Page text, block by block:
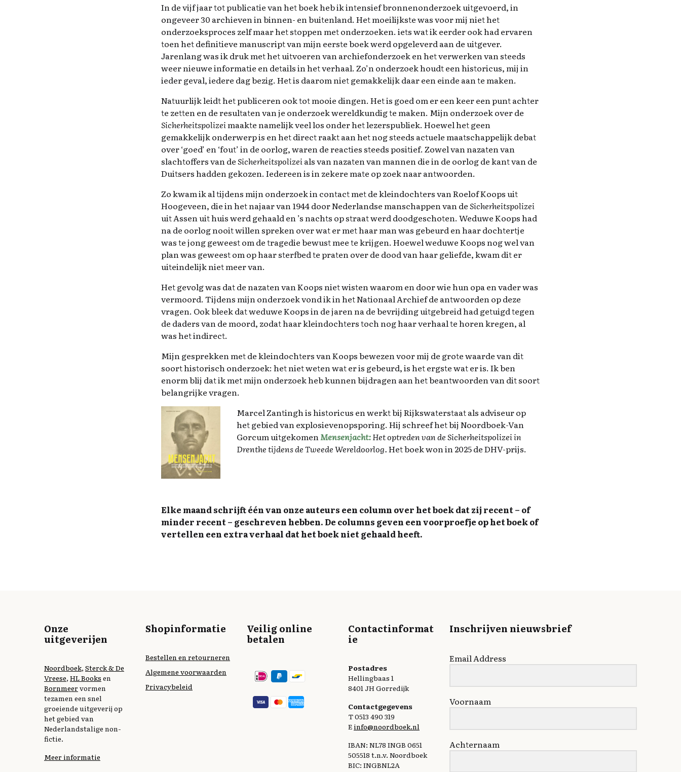
In de vijf jaar tot publicatie van het boek heb ik intensief bronnenonderzoek uitgevoerd, in
ongeveer 30 archieven in binnen- en buitenland. Het moeilijkste was voor mij niet het
onderzoeksproces zelf maar het stoppen met onderzoeken. iets wat ik eerder ook had ervaren
toen het definitieve manuscript van mijn eerste boek werd opgeleverd aan de uitgever.
Jarenlang was ik druk met het uitvoeren van archiefonderzoek en het verwerken van steeds
weer nieuwe informatie en details in het verhaal. Zo’n onderzoek houdt een historicus, mij in
ieder geval, iedere dag bezig. Het is daarom niet gemakkelijk daar een einde aan te maken.
Natuurlijk leidt het publiceren ook tot mooie dingen. Het is goed om er een keer een punt achter
te zetten en de resultaten van je onderzoek wereldkundig te maken. Mijn onderzoek over de
Sicherheitspolizeimaakte namelijk veel los onder het lezerspubliek. Hoewel het geen
gemakkelijk onderwerp is en het direct raakt aan het nog steeds actuele maatschappelijk debat
over ‘goed’ en ‘fout’ in de oorlog, waren de reacties steeds positief. Zowel van nazaten van
slachtoffers van deSicherheitspolizeials van nazaten van mannen die in de oorlog de kant van de
Duitsers hadden gekozen. Iedereen is in zekere mate op zoek naar antwoorden.
Zo kwam ik al tijdens mijn onderzoek in contact met de kleindochters van Roelof Koops uit
Hoogeveen, die in het najaar van 1944 door Nederlandse manschappen van deSicherheitspolizei
uit Assen uit huis werd gehaald en ’s nachts op straat werd doodgeschoten. Weduwe Koops had
na de oorlog nooit willen spreken over wat er met haar man was gebeurd en haar dochtertje
was te jong geweest om de tragedie bewust mee te krijgen. Hoewel weduwe Koops nog wel van
plan was geweest om op haar sterfbed te praten over de dood van haar geliefde, kwam dit er
uiteindelijk niet meer van.
Het gevolg was dat de nazaten van Koops niet wisten waarom en door wie hun opa en vader was
vermoord. Tijdens mijn onderzoek vond ik in het Nationaal Archief de antwoorden op deze
vragen. Ook bleek dat weduwe Koops in de jaren na de bevrijding uitgebreid had getuigd tegen
de daders van de moord, zodat haar kleindochters toch nog haar verhaal te horen kregen, al
was het indirect.
Mijn gesprekken met de kleindochters van Koops bewezen voor mij de grote waarde van dit
soort historisch onderzoek: het niet weten wat er is gebeurd, is het ergste wat er is. Ik ben
enorm blij dat ik met mijn onderzoek heb kunnen bijdragen aan het beantwoorden van dit soort
belangrijke vragen.
Marcel Zantingh is historicus en werkt bij Rijkswaterstaat als adviseur op
het gebied van explosievenopsporing. Hij schreef het bij Noordboek-Van
Gorcum uitgekomen Mensenjacht:Het optreden van de Sicherheitspolizei in
Drenthe tijdens de Tweede Wereldoorlog.Het boek won in 2025 de DHV-prijs.
Elke maand schrijft één van onze auteurs een column over het boek dat zij recent – of
minder recent – geschreven hebben. De columns geven een voorproefje op het boek of
vertellen een extra verhaal dat het boek niet gehaald heeft.
Onze
uitgeverijen
Noordboek, Sterck & De
Vreese, HL Books en
Bornmeervormen
tezamen een snel
groeiende uitgeverij op
het gebied van
Nederlandstalige non-
fictie.
Meer informatie
Shopinformatie
Bestellen en retourneren
Algemene voorwaarden
Privacybeleid
Veilig online
betalen
Contactinformat
ie
Postadres
Hellingbaas 1
8401 JH Gorredijk
Contactgegevens
T 0513 490 319
E info@noordboek.nl
IBAN: NL78 INGB 0651
505518 t.n.v. Noordboek
BIC: INGBNL2A
Inschrijven nieuwsbrief
Email Address
Voornaam
Achternaam